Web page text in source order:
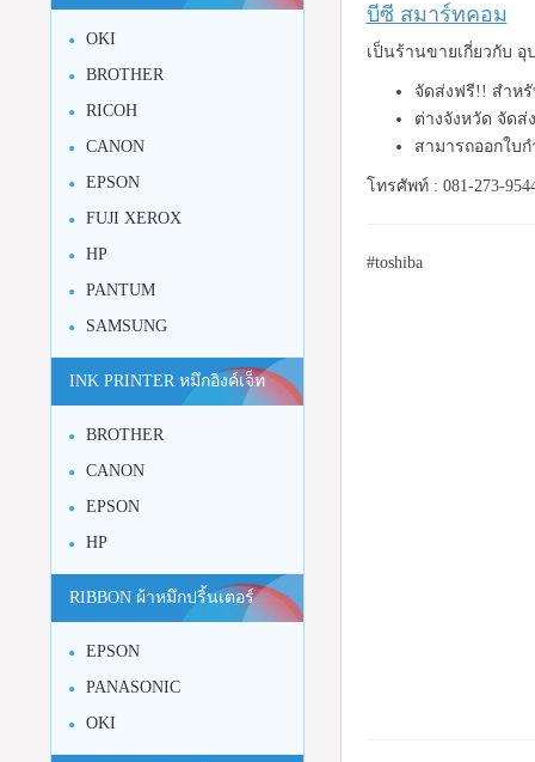
บีซี สมาร์ทคอม
เป็นร้านขายเกี่ยวกับ
จัดส่งฟรี!! สำห
ต่างจังหวัด จัดส่
สามารถออกใบ
โทรศัพท์ : 081-273-
#toshiba
OKI
BROTHER
RICOH
CANON
EPSON
FUJI XEROX
HP
PANTUM
SAMSUNG
INK PRINTER หมึกอิงค์เจ็ท
BROTHER
CANON
EPSON
HP
RIBBON ผ้าหมึกปริ้นเตอร์
EPSON
PANASONIC
OKI